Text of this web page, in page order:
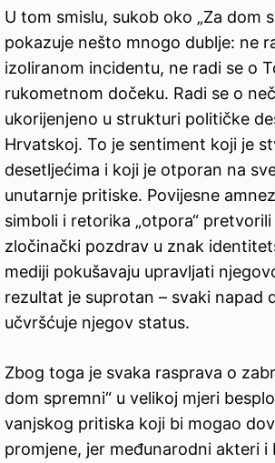
U tom smislu, sukob oko „Za dom
pokazuje nešto mnogo dublje: ne
izoliranom incidentu, ne radi se o
rukometnom dočeku. Radi se o
ukorijenjeno u strukturi političke
Hrvatskoj. To je sentiment koji je
desetljećima i koji je otporan na
unutarnje pritiske. Povijesne
simboli i retorika „otpora“ pretvorili
zločinački pozdrav u znak
mediji pokušavaju upravljati
rezultat je suprotan – svaki napad
učvršćuje njegov status.
Zbog toga je svaka rasprava o
dom spremni“ u velikoj mjeri
vanjskog pritiska koji bi mogao
promjene, jer međunarodni akteri i